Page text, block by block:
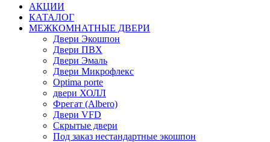
АКЦИИ
КАТАЛОГ
МЕЖКОМНАТНЫЕ ДВЕРИ
Двери Экошпон
Двери ПВХ
Двери Эмаль
Двери Микрофлекс
Optima porte
двери ХОЛЛ
Фрегат (Albero)
Двери VFD
Скрытые двери
Под заказ нестандартные экошпон